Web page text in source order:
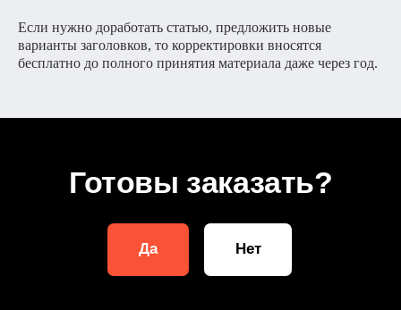
Если нужно доработать статью, предложить новые
варианты заголовков, то корректировки вносятся
бесплатно до полного принятия материала даже через год.